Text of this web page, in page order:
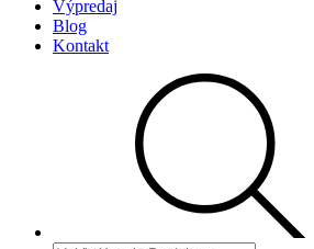
Výpredaj
Blog
Kontakt